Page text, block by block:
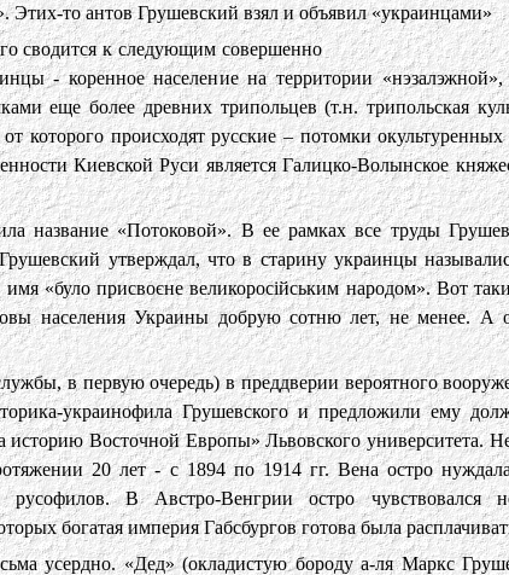
то антов Грушевский взял и объявил «украинцами»
сводится к следующим совершенно
- коренное население на территории
еще более древних трипольцев (т.н. трипольская
которого происходят русские – потомки
Киевской Руси является Галицко-Волынское
название «Потоковой». В ее рамках все труды
утверждал, что в старину украинцы
«було присвоєне великоросійським народом». Вот
населения Украины добрую сотню лет, не менее. А
в первую очередь) в преддверии вероятного
украинофила Грушевского и предложили ему
Восточной Европы» Львовского университета.
20 лет - с 1894 по 1914 гг. Вена остро
В Австро-Венгрии остро чувствовался
богатая империя Габсбургов готова была
усердно. «Дед» (окладистую бороду а-ля Маркс